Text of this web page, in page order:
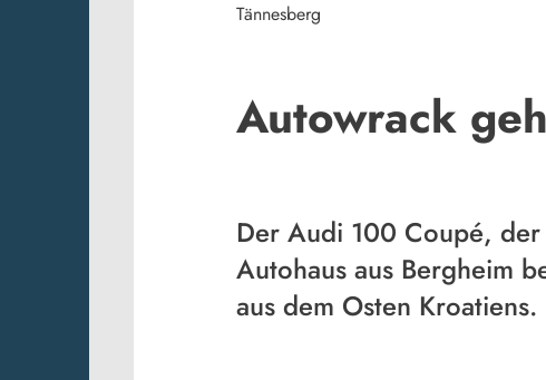
Tännesberg
Autowrack
Der Audi 100 Coupé, der
Autohaus aus Bergheim
aus dem Osten Kroatiens.